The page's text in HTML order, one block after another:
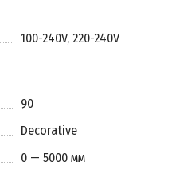
100-240V, 220-240V
90
Decorative
0 — 5000 мм